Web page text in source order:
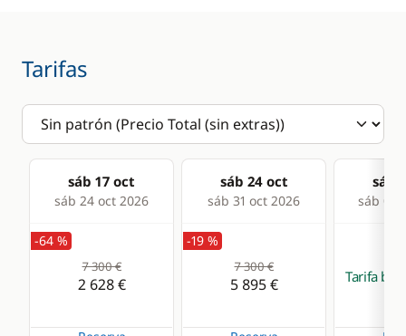
Cocina
Frigorífico
Tarifas
sáb 17 oct
sáb 24 oct 2026
sáb 24 oct
sáb 31 oct 2026
sáb
sáb 07
-64 %
7 300 €
2 628 €
-19 %
7 300 €
5 895 € Tarifa